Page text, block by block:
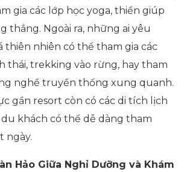
gia các lớp học yoga, thiền giúp
thẳng. Ngoài ra, những ai yêu
thiên nhiên có thể tham gia các
thái, trekking vào rừng, hay tham
nghề truyền thống xung quanh.
gần resort còn có các di tích lịch
khách có thể dễ dàng tham
ngày.
Hảo Giữa Nghỉ Dưỡng và Khám